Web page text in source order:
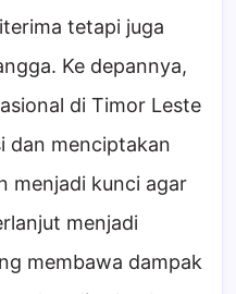
tetapi juga
Ke depannya,
di Timor Leste
dan menciptakan
menjadi kunci agar
menjadi
membawa dampak